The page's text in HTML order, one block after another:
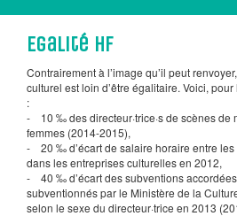
Egalité HF
Contrairement à l’image qu’il peut
culturel est loin d’être égalitaire. Voici,
:
- 10 ‰ des directeur·trice·s de scènes de
femmes (2014-2015),
- 20 ‰ d’écart de salaire horaire entre les
dans les entreprises culturelles en 2012,
- 40 ‰ d’écart des subventions
subventionnés par le Ministère de la
selon le sexe du directeur·trice en 2013